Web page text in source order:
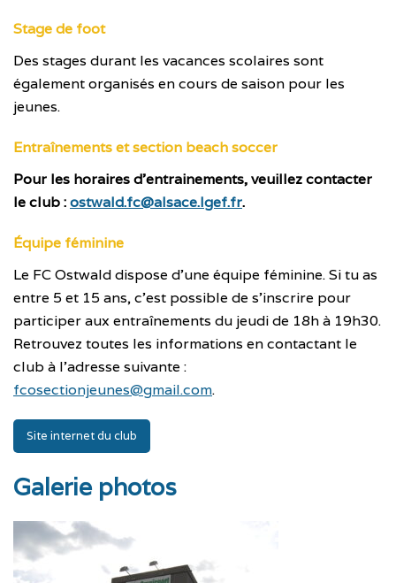
Stage de foot
Des stages durant les vacances scolaires sont
également organisés en cours de saison pour les
jeunes.
Entraînements et section beach soccer
Pour les horaires d’entrainements, veuillez contacter
le club :ostwald.fc@alsace.lgef.fr.
Équipe féminine
Le FC Ostwald dispose d’une équipe féminine. Si tu as
entre 5 et 15 ans, c’est possible de s’inscrire pour
participer aux entraînements du jeudi de 18h à 19h30.
Retrouvez toutes les informations en contactant le
club à l’adresse suivante :
fcosectionjeunes@gmail.com.
Site internet du club
Galerie photos